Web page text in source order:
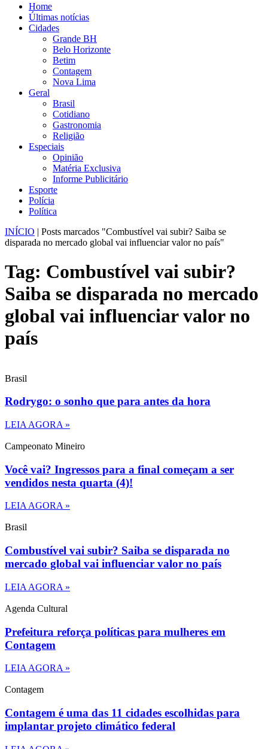
Home
Últimas notícias
Cidades
Grande BH
Belo Horizonte
Betim
Contagem
Nova Lima
Geral
Brasil
Cotidiano
Gastronomia
Religião
Especiais
Opinião
Matéria Exclusiva
Informe Publicitário
Esporte
Polícia
Política
INÍCIO | Posts marcados "Combustível vai subir? Saiba se
disparada no mercado global vai influenciar valor no país"
Tag: Combustível vai subir?
Saiba se disparada no mercado
global vai influenciar valor no
país
Brasil
Rodrygo: o sonho que para antes da hora
LEIA AGORA »
Campeonato Mineiro
Você vai? Ingressos para a final começam a ser
vendidos nesta quarta (4)!
LEIA AGORA »
Brasil
Combustível vai subir? Saiba se disparada no
mercado global vai influenciar valor no país
LEIA AGORA »
Agenda Cultural
Prefeitura reforça políticas para mulheres em
Contagem
LEIA AGORA »
Contagem
Contagem é uma das 11 cidades escolhidas para
implantar projeto climático federal